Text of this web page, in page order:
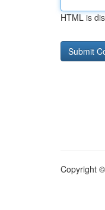
HTML is
Copyright